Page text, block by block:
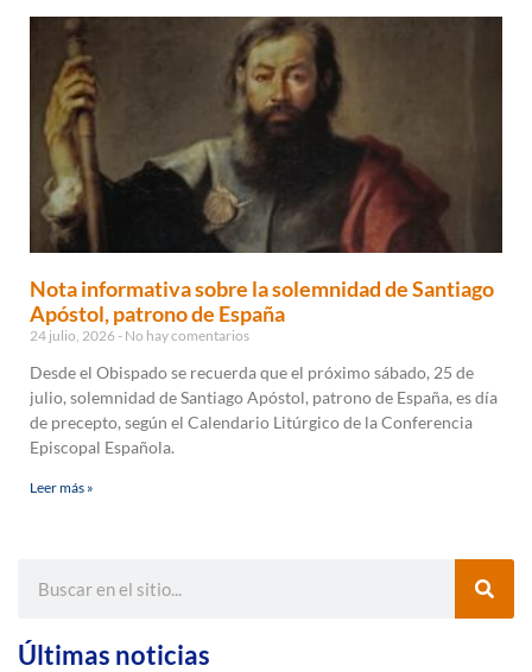
Nota informativa sobre la solemnidad de Santiago
Apóstol, patrono de España
24 julio, 2026 No hay comentarios
Desde el Obispado se recuerda que el próximo sábado, 25 de
julio, solemnidad de Santiago Apóstol, patrono de España, es día
de precepto, según el Calendario Litúrgico de la Conferencia
Episcopal Española.
Leer más »
Últimas noticias